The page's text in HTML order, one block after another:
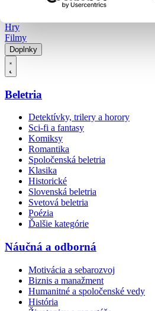
Hry
Filmy
Doplnky
Beletria
Detektívky, trilery a horory
Sci-fi a fantasy
Komiksy
Romantika
Spoločenská beletria
Klasika
Historické
Slovenská beletria
Svetová beletria
Poézia
Ďalšie kategórie
Náučná a odborná
Motivácia a sebarozvoj
Biznis a manažment
Humanitné a spoločenské vedy
História